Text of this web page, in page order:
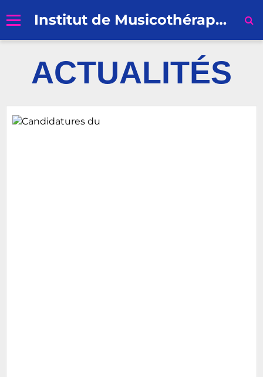
Institut de Musicothérapie de Nantes
Formation professionnelle
Profession Musicothérapeute
ACTUALITÉS